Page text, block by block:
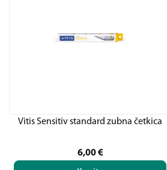
Vitis Sensitiv standard zubna četkica
6,00 €